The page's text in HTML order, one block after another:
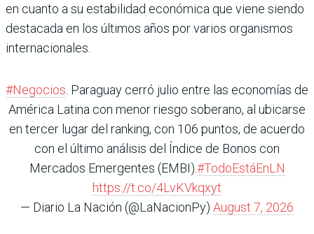
en cuanto a su estabilidad económica que viene siendo
destacada en los últimos años por varios organismos
internacionales.
#Negocios . Paraguay cerró julio entre las economías de
América Latina con menor riesgo soberano, al ubicarse
en tercer lugar del ranking, con 106 puntos, de acuerdo
con el último análisis del Índice de Bonos con
Mercados Emergentes (EMBI).#TodoEstáEnLN
https://t.co/4LvKVkqxyt
— Diario La Nación (@LaNacionPy) August 7, 2026